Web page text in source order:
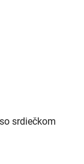
srdiečkom